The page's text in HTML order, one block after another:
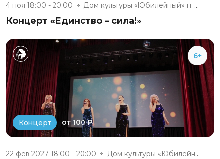
4 ноя 18:00 - 20:00 Дом культуры «Юбилейный» п. Бе...
Концерт «Единство – сила!»
6+
Концерт от 100 ₽
22 фев 2027 18:00 - 20:00 Дом культуры «Юбилейный» п. Бе...